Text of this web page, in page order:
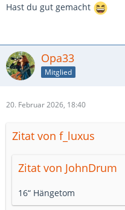
Hast du gut gemacht
Opa33
Mitglied
20. Februar 2026, 18:40
Zitat von f_luxus
Zitat von JohnDrum
16“ Hängetom